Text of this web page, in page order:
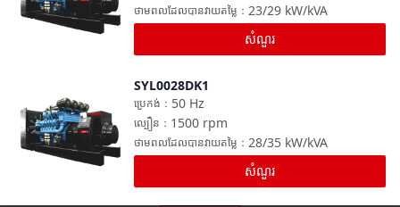
23/29 kW/kVA
ថាមពលដែលបានវាយតម្លៃ ：
សំណួរ
SYL0028DK1
50 Hz
ប្រេកង់ ：
1500 rpm
ល្បឿន ：
28/35 kW/kVA
ថាមពលដែលបានវាយតម្លៃ ：
សំណួរ